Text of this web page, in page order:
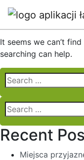
Nothing
It seems we can’t
searching can help.
Search
for:
Search
for:
Recent
Miejsca